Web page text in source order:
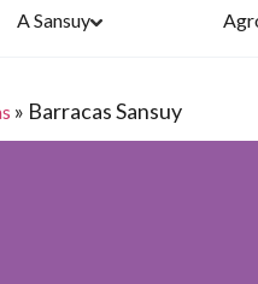
A Sansuy
» Barracas Sansuy